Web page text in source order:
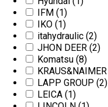
IFM (1)
IKO (1)
itahydraulic (2)
JHON DEER (2)
Komatsu (8)
KRAUS&NAIMER
LAPP GROUP (2)
LEICA (1)